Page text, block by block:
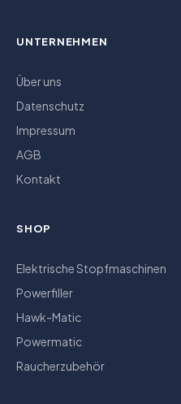
UNTERNEHMEN
Über uns
Datenschutz
Impressum
AGB
Kontakt
SHOP
Elektrische Stopfmaschinen
Powerfiller
Hawk-Matic
Powermatic
Raucherzubehör